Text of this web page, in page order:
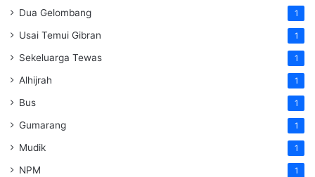
Dua Gelombang 1
Usai Temui Gibran 1
Sekeluarga Tewas 1
Alhijrah 1
Bus 1
Gumarang 1
Mudik 1
NPM 1